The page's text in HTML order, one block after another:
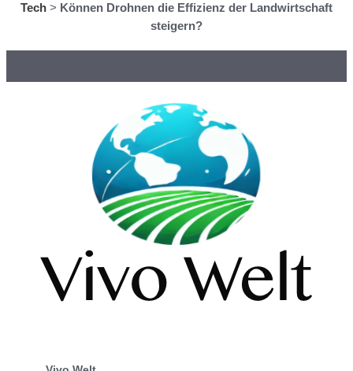
Tech > Können Drohnen die Effizienz der Landwirtschaft
steigern?